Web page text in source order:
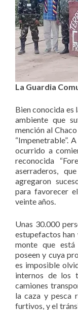
La Guardia
Bien conocida es
ambiente que
mención al
“Impenetrable”.
ocurrido a
reconocida
aserraderos,
agregaron
para favorecer
veinte años.
Unas 30.000
estupefactos
monte que
poseen y cuya
es imposible
internos de los
camiones
la caza y pesca
furtivos, y el